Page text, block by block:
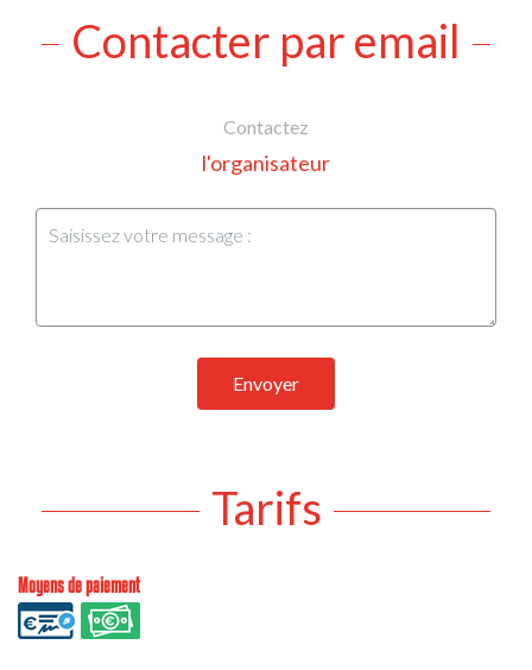
Contacter par email
Contactez
l'organisateur
Envoyer
Tarifs
Moyens de paiement